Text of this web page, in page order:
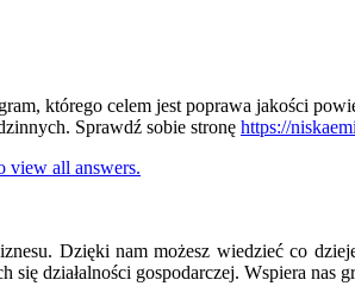
którego celem jest poprawa jakości
Sprawdź sobie stronę https://
view all answers.
Dzięki nam możesz wiedzieć co
działalności gospodarczej. Wspiera nas